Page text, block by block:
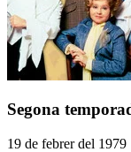
Segona
19 de febrer del 1979